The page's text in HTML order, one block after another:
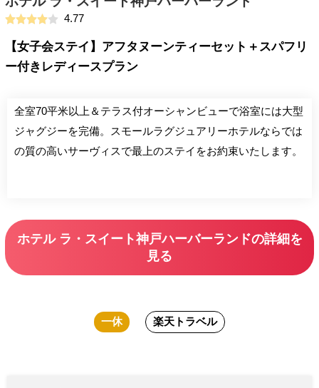
4.77
【女子会ステイ】アフタヌーンティーセット＋スパフリ
ー付きレディースプラン
全室70平米以上＆テラス付オーシャンビューで浴室には大型
ジャグジーを完備。スモールラグジュアリーホテルならでは
の質の高いサーヴィスで最上のステイをお約束いたします。
ホテル ラ・スイート神戸ハーバーランドの詳細を
見る
一休 楽天トラベル